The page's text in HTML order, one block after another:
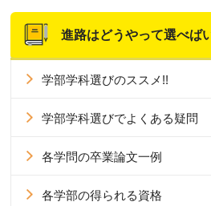
進路はどうやって選べば
学部学科選びのススメ!!
学部学科選びでよくある疑問
各学問の卒業論文一例
各学部の得られる資格